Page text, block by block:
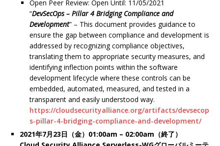
Open Peer Review: Open Until: 11/05/2021
“DevSecOps – Pillar 4 Bridging Compliance and
Development” – This document provides guidance to
ensure the gap between compliance and development is
addressed by recognizing compliance objectives,
translating them to appropriate security measures, and
identifying inflection points within the software
development lifecycle where these controls can be
embedded, automated, measured, and tested in a
transparent and easily understood way.
https://cloudsecurityalliance.org/artifacts/devsecop
s-pillar-4-bridging-compliance-and-development/
2021年7月23日（金）01:00am – 02:00am（終了）